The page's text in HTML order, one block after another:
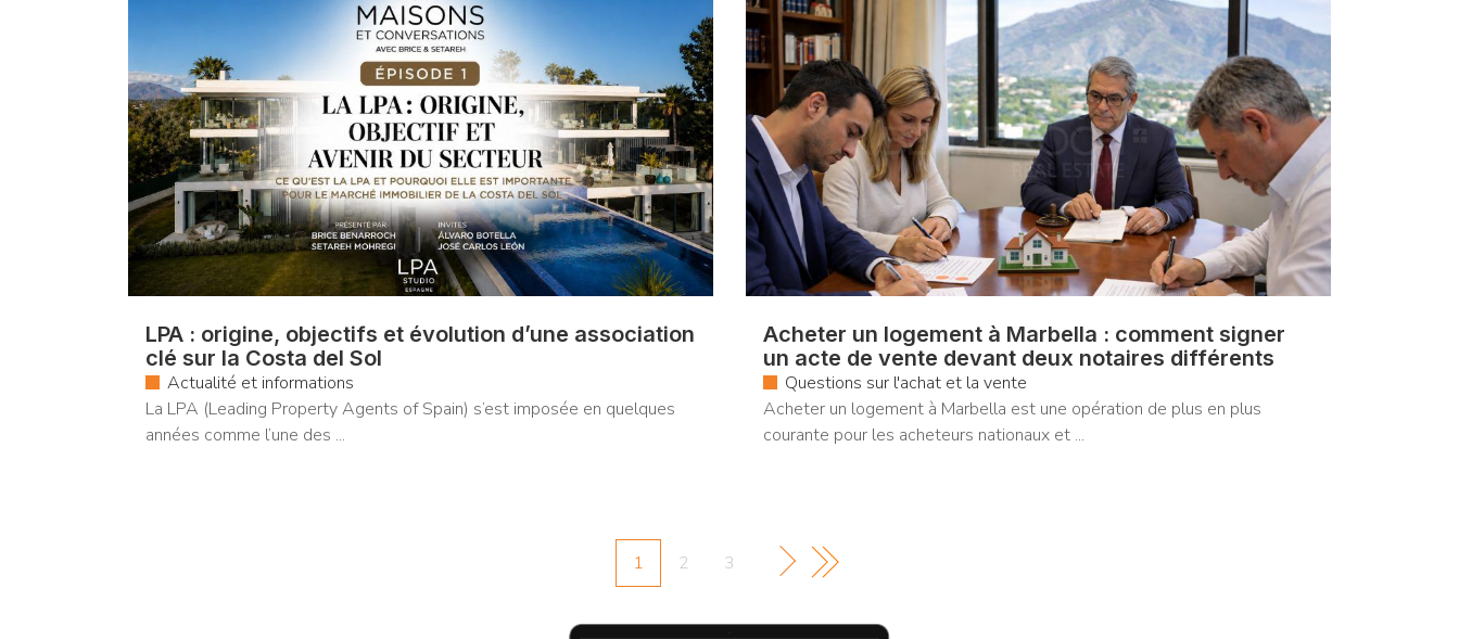
LPA : origine, objectifs et évolution d’une association
clé sur la Costa del Sol
Actualité et informations
La LPA (Leading Property Agents of Spain) s’est imposée en quelques
années comme l’une des ...
Acheter un logement à Marbella : comment signer
un acte de vente devant deux notaires différents
Questions sur l'achat et la vente
Acheter un logement à Marbella est une opération de plus en plus
courante pour les acheteurs nationaux et ...
1 2 3